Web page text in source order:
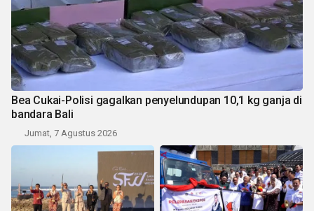
Bea Cukai-Polisi gagalkan penyelundupan 10,1 kg ganja di
bandara Bali
Jumat, 7 Agustus 2026